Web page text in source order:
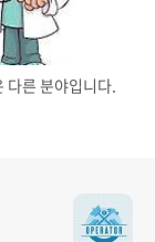
다른 분야입니다.